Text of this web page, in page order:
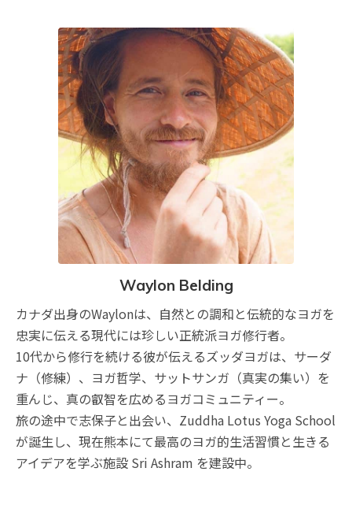
Waylon Belding
カナダ出身のWaylonは、自然との調和と伝統的なヨガを
忠実に伝える現代には珍しい正統派ヨガ修行者。
10代から修行を続ける彼が伝えるズッダヨガは、サーダ
ナ（修練）、ヨガ哲学、サットサンガ（真実の集い）を
重んじ、真の叡智を広めるヨガコミュニティー。
旅の途中で志保子と出会い、Zuddha Lotus Yoga School
が誕生し、現在熊本にて最高のヨガ的生活習慣と生きる
アイデアを学ぶ施設 Sri Ashram を建設中。